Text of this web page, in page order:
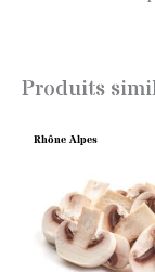
Produits
Rhône Alpes